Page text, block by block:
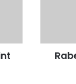
problème